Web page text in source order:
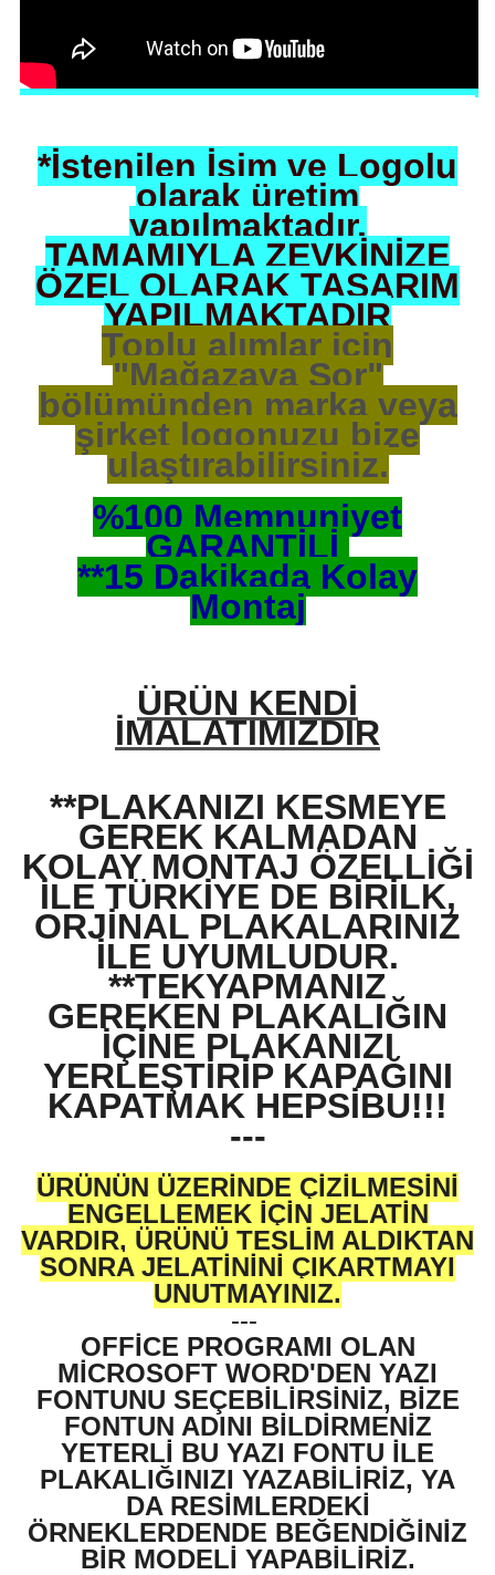
*İstenilen İsim ve Logolu
olarak üretim
yapılmaktadır.
TAMAMIYLA ZEVKİNİZE
ÖZEL OLARAK TASARIM
YAPILMAKTADIR
Toplu alımlar için
"Mağazaya Sor"
bölümünden marka veya
şirket logonuzu bize
ulaştırabilirsiniz.
%100 Memnuniyet
GARANTİLİ
**15 Dakikada Kolay
Montaj
ÜRÜN KENDİ
İMALATIMIZDIR
**PLAKANIZI KESMEYE
GEREK KALMADAN
KOLAY MONTAJ ÖZELLİĞİ
İLE TÜRKİYE DE BİRİLK,
ORJİNAL PLAKALARINIZ
İLE UYUMLUDUR.
**TEKYAPMANIZ
GEREKEN PLAKALIĞIN
İÇİNE PLAKANIZI
YERLEŞTİRİP KAPAĞINI
KAPATMAK HEPSİBU!!!
---
ÜRÜNÜN ÜZERİNDE ÇİZİLMESİNİ
ENGELLEMEK İÇİN JELATİN
VARDIR, ÜRÜNÜ TESLİM ALDIKTAN
SONRA JELATİNİNİ ÇIKARTMAYI
UNUTMAYINIZ.
---
OFFİCE PROGRAMI OLAN
MİCROSOFT WORD'DEN YAZI
FONTUNU SEÇEBİLİRSİNİZ, BİZE
FONTUN ADINI BİLDİRMENİZ
YETERLİ BU YAZI FONTU İLE
PLAKALIĞINIZI YAZABİLİRİZ, YA
DA RESİMLERDEKİ
ÖRNEKLERDENDE BEĞENDİĞİNİZ
BİR MODELİ YAPABİLİRİZ.